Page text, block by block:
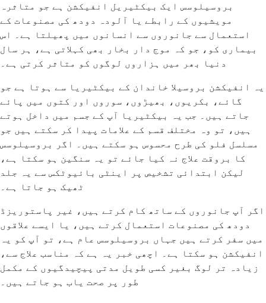
بروسیلوسس ایک بیکٹیریل انفیکشن ہے جو متاثرہ
مویشیوں کے رابطے یا آلودہ دودھ کی مصنوعات کے
استعمال سے جانوروں سے انسانوں میں پھیلتا ہے۔ اس
بیماری کو، جو کہ موج دار بخار بھی کہلاتی ہے، ہر سال
دنیا بھر میں ہزاروں لوگوں کو متاثر کرتی ہے۔
یہ انفیکشن بروسیلا خاندان کے بیکٹیریا سے ہوتا ہے جو
گائے، بکریوں، بھیڑوں، سوروں اور کتوں میں پائے
جاتے ہیں۔ جب یہ بیکٹیریا آپ کے جسم میں داخل ہوتے
ہیں، تو وہ مختلف قسم کے علامات پیدا کر سکتے ہیں جو
مسلسل فلو کی طرح محسوس ہو سکتے ہیں۔ اگر بروسیلوسس
کا بروقت علاج نہ کیا جائے تو یہ سنگین ہو سکتا ہے،
لیکن ابتدائی تشخیص پر اینٹی بائیوٹکس سے یہ جلد
ٹھیک ہو جاتا ہے۔
اگر آپ جانوروں کے ساتھ کام کرتے ہیں، غیر پاستوریزڈ
دودھ کی مصنوعات استعمال کرتے ہیں، یا ایسے علاقوں
میں سفر کرتے ہیں جہاں بروسیلوسس عام ہے، تو آپ کو یہ
انفیکشن ہو سکتا ہے۔ اچھی خبر یہ ہے کہ مناسب علاج سے،
زیادہ تر لوگ بغیر کسی طویل مدتی پیچیدگیوں کے مکمل
طور پر صحت یاب ہو جاتے ہیں۔